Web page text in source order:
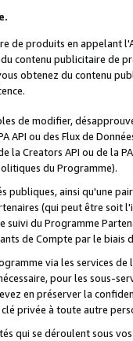
de produits en appelant
contenu publicitaire de
obtenez du contenu
de modifier,
API ou des Flux de
Creators API ou de la
du Programme).
publiques, ainsi qu'une
(qui peut être soit
suivi du Programme
de Compte par le biais
via les services
pour les sous-
en préserver la
privée à toute autre
qui se déroulent sous